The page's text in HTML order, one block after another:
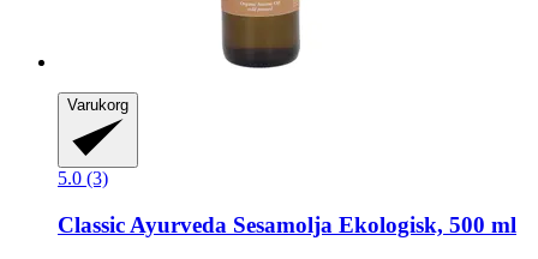
Varukorg
5.0 (3)
Classic Ayurveda Sesamolja Ekologisk, 500 ml